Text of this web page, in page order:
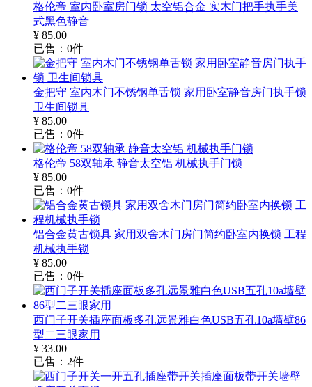
格伦帝 室内卧室房门锁 太空铝合金 实木门把手执手美
式黑色静音
¥ 85.00
已售： 0件
金把守 室内木门不锈钢单舌锁 家用卧室静音房门执手锁
卫生间锁具
¥ 85.00
已售： 0件
格伦帝 58双轴承 静音太空铝 机械执手门锁
¥ 85.00
已售： 0件
铝合金黄古锁具 家用双舍木门房门简约卧室内换锁 工程
机械执手锁
¥ 85.00
已售： 0件
西门子开关插座面板多孔远景雅白色USB五孔10a墙壁86
型二三眼家用
¥ 33.00
已售： 2件